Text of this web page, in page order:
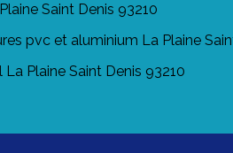
Saint Denis 93210
pvc et aluminium La Plaine
Plaine Saint Denis 93210